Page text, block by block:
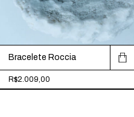
Bracelete Roccia
R$2.009,00